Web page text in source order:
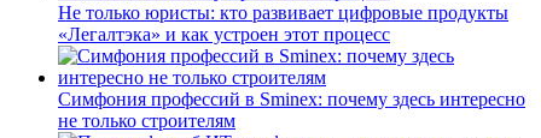
Не только юристы: кто развивает цифровые продукты
«Легалтэка» и как устроен этот процесс
Симфония профессий в Sminex: почему здесь интересно
не только строителям